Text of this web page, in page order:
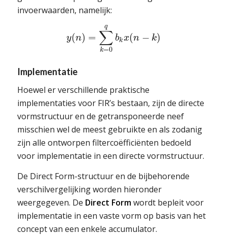
invoerwaarden, namelijk:
y(n) = ∑
k=0
q
bkx(n − k)
Implementatie
Hoewel er verschillende praktische
implementaties voor FIR’s bestaan, zijn de directe
vormstructuur en de getransponeerde neef
misschien wel de meest gebruikte en als zodanig
zijn alle ontworpen filtercoëfficiënten bedoeld
voor implementatie in een directe vormstructuur.
De Direct Form-structuur en de bijbehorende
verschilvergelijking worden hieronder
weergegeven. De Direct Formwordt bepleit voor
implementatie in een vaste vorm op basis van het
concept van een enkele accumulator.